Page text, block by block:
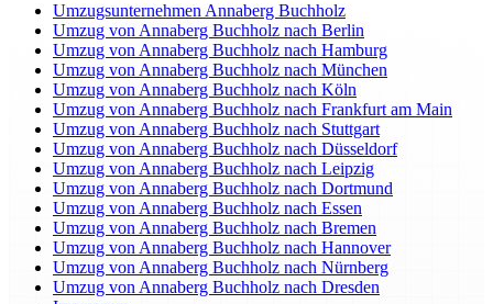
Umzugsunternehmen Annaberg Buchholz
Umzug von Annaberg Buchholz nach Berlin
Umzug von Annaberg Buchholz nach Hamburg
Umzug von Annaberg Buchholz nach München
Umzug von Annaberg Buchholz nach Köln
Umzug von Annaberg Buchholz nach Frankfurt am Main
Umzug von Annaberg Buchholz nach Stuttgart
Umzug von Annaberg Buchholz nach Düsseldorf
Umzug von Annaberg Buchholz nach Leipzig
Umzug von Annaberg Buchholz nach Dortmund
Umzug von Annaberg Buchholz nach Essen
Umzug von Annaberg Buchholz nach Bremen
Umzug von Annaberg Buchholz nach Hannover
Umzug von Annaberg Buchholz nach Nürnberg
Umzug von Annaberg Buchholz nach Dresden